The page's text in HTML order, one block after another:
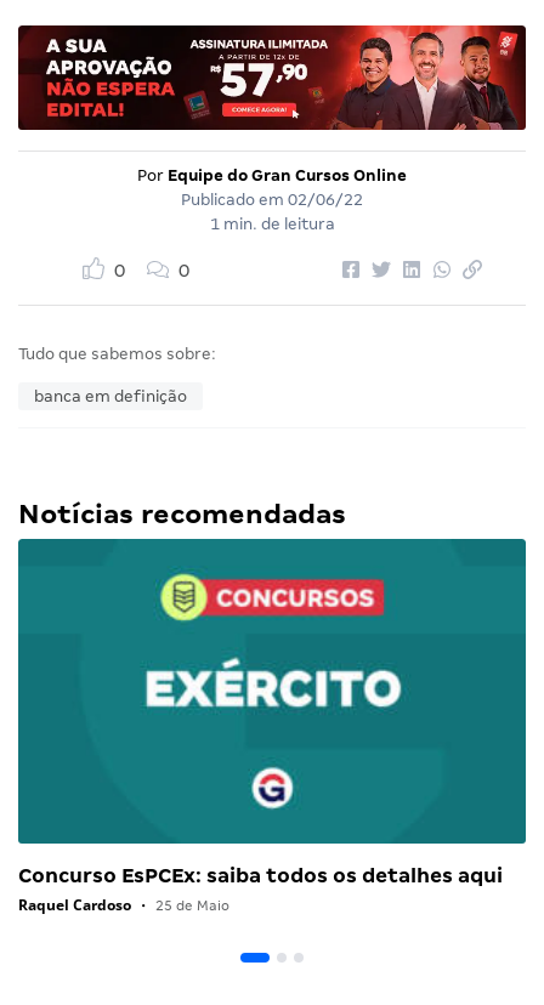
Por Equipe do Gran Cursos Online
Publicado em 02/06/22
1 min. de leitura
0 0
Tudo que sabemos sobre:
banca em definição
Notícias recomendadas
Concurso EsPCEx: saiba todos os detalhes aqui
Raquel Cardoso • 25 de Maio